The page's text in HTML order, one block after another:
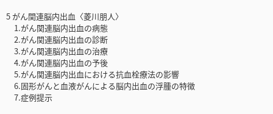
5 がん関連脳内出血〈菱川朋人〉
1.がん関連脳内出血の病態
2.がん関連脳内出血の診断
3.がん関連脳内出血の治療
4.がん関連脳内出血の予後
5.がん関連脳内出血における抗血栓療法の影響
6.固形がんと血液がんによる脳内出血の浮腫の特徴
7.症例提示